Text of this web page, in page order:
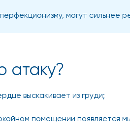
могут сильнее
атаку?
выскакивает из груди;
помещении появляется